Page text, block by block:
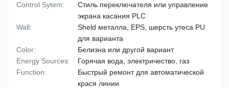
Control Sytem:
Стиль переключателя или управление
экрана касания PLC
Wall:
Sheld металла, EPS, шерсть утеса PU
для варианта
Color:
Белизна или другой вариант
Energy Sources:
Горячая вода, электричество, газ
Function:
Быстрый ремонт для автоматической
крася линии